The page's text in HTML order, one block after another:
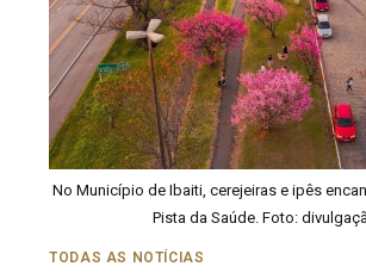
No Município de Ibaiti, cerejeiras e ipês
Pista da Saúde. Foto:
TODAS AS NOTÍCIAS